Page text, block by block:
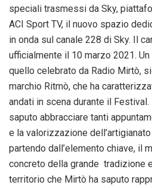
speciali trasmessi da Sky,
ACI Sport TV, il nuovo spazio
in onda sul canale 228 di Sky. Il
ufficialmente il 10 marzo 2021.
quello celebrato da Radio Mirtò,
marchio Ritmò, che ha
andati in scena durante il
saputo abbracciare tanti
e la valorizzazione
partendo dall’elemento chiave, il
concreto della grande tradizione
territorio che Mirtò ha saputo